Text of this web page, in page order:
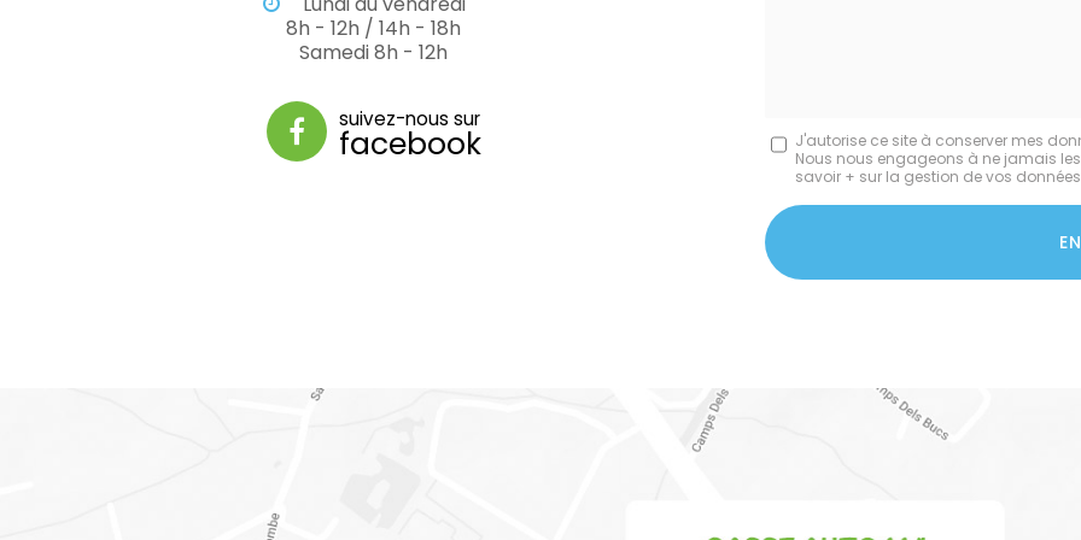
8h - 12h / 14h - 18h
Samedi 8h - 12h
suivez-nous sur
facebook
Message
J'autorise ce site à conserver mes
Nous nous engageons à ne jamais
savoir + sur la gestion de vos
Acceptation
RGPD
*